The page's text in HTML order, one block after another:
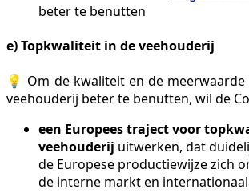
beter te benutten
e) Topkwaliteit in de veehouderij
💡 Om de kwaliteit en de meerwaarde
veehouderij beter te benutten, wil de
een Europees traject voor
veehouderij uitwerken, dat
de Europese productiewijze zich
de interne markt en internationaal